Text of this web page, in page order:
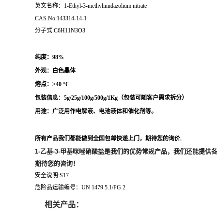
英文名称：1-Ethyl-3-methylimidazolium nitrate
CAS No:143314-14-1
分子式:C6H11N3O3
纯度：98%
外观：白色晶体
熔点： ≥40 °C
包装信息：5g/25g/100g/500g/1Kg（包装可随客户需求拆分）
用途： 广泛用作电解液、电池液体和催化剂等。
所有产品我们都能做到全国包邮快递上门，期待您的询价.
1-乙基-3-甲基咪唑硝酸盐是我们的优势常规产品，我们还能提供各
期待您的咨询！
安全说明:S17
危险品运输编号：UN 1479 5.1/PG 2
相关产品：